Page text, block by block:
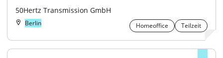
50Hertz Transmission GmbH
Berlin Homeoffice Teilzeit